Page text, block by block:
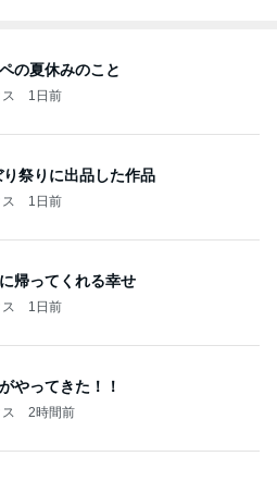
の夏休みのこと
1日前
祭りに出品した作品
1日前
帰ってくれる幸せ
1日前
やってきた！！
2時間前